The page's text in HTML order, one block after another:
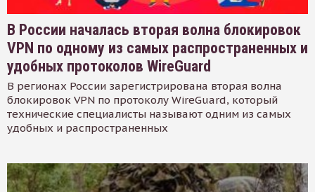
В России началась вторая волна блокировок
VPN по одному из самых распространенных и
удобных протоколов WireGuard
В регионах России зарегистрирована вторая волна
блокировок VPN по протоколу WireGuard, который
технические специалисты называют одним из самых
удобных и распространенных